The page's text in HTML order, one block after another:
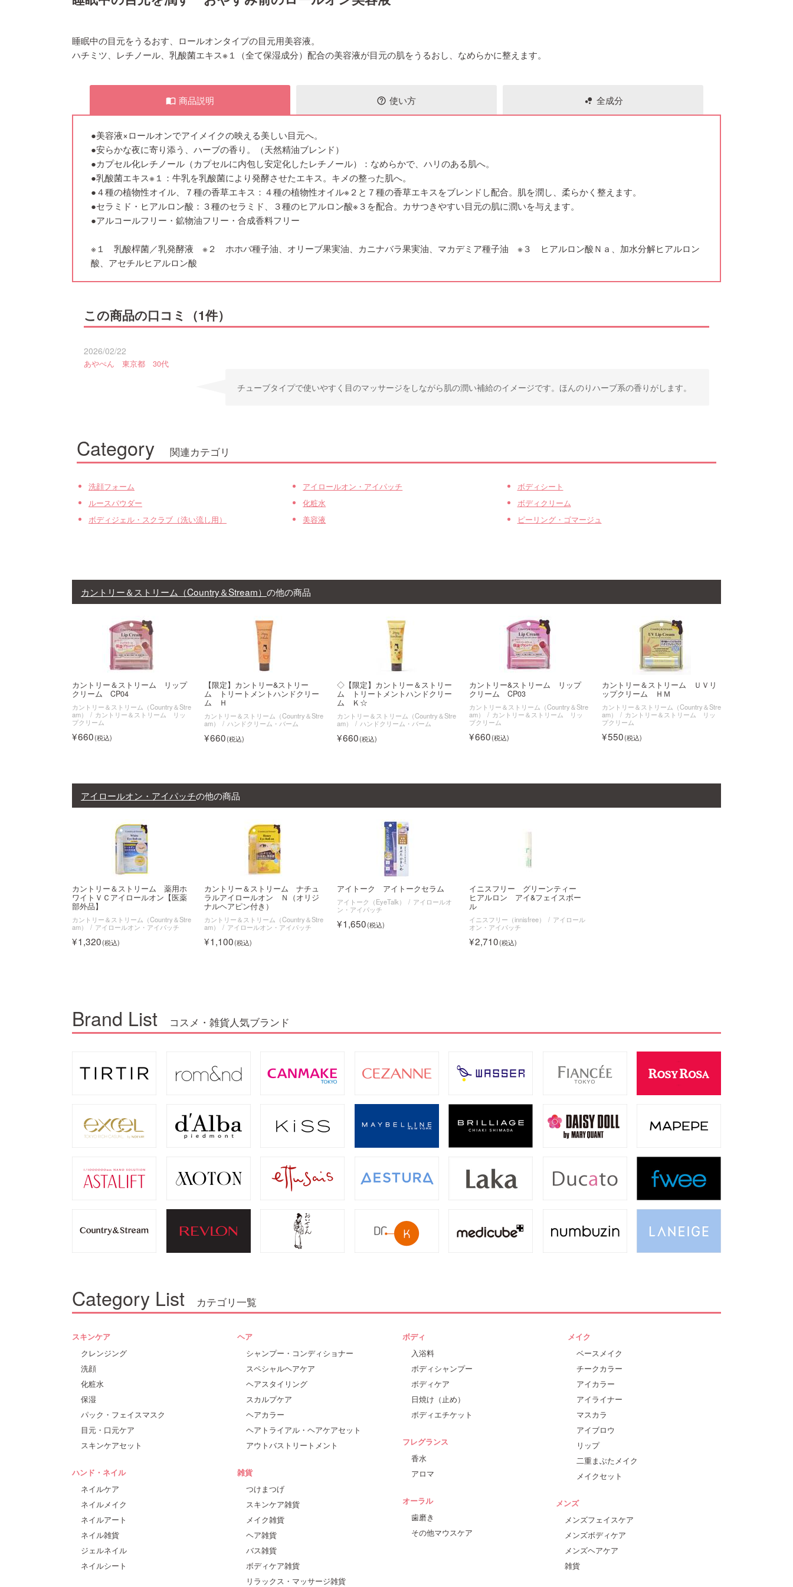
睡眠中の目元をうるおす、ロールオンタイプの目元用美容液。
ハチミツ、レチノール、乳酸菌エキス※１（全て保湿成分）配合の美容液が目元の肌をうるおし、なめらかに整えます。
import_contacts 商品説明 help_outline 使い方 bubble_chart 全成分
●美容液×ロールオンでアイメイクの映える美しい目元へ。
●安らかな夜に寄り添う、ハーブの香り。（天然精油ブレンド）
●カプセル化レチノール（カプセルに内包し安定化したレチノール）：なめらかで、ハリのある肌へ。
●乳酸菌エキス※１：牛乳を乳酸菌により発酵させたエキス。キメの整った肌へ。
●４種の植物性オイル、７種の香草エキス：４種の植物性オイル※２と７種の香草エキスをブレンドし配合。肌を潤し、柔らかく整えます。
●セラミド・ヒアルロン酸：３種のセラミド、３種のヒアルロン酸※３を配合。カサつきやすい目元の肌に潤いを与えます。
●アルコールフリー・鉱物油フリー・合成香料フリー
※１ 乳酸桿菌／乳発酵液 ※２ ホホバ種子油、オリーブ果実油、カニナバラ果実油、マカデミア種子油 ※３ ヒアルロン酸Ｎａ、加水分解ヒアルロン
酸、アセチルヒアルロン酸
この商品の口コミ（1件）
2026/02/22
あやぺん 東京都 30代
チューブタイプで使いやすく目のマッサージをしながら肌の潤い補給のイメージです。ほんのりハーブ系の香りがします。
Category 関連カテゴリ
洗顔フォーム アイロールオン・アイパッチ
ボディシート
ルースパウダー
化粧水
ボディクリーム
ボディジェル・スクラブ（洗い流し用）
美容液 ピーリング・ゴマージュ
カントリー＆ストリーム（Country＆Stream） の他の商品
カントリー＆ストリーム リップ
クリーム CP04
カントリー＆ストリーム（Country＆Stre
am）
カントリー＆ストリーム リッ
プクリーム
660
【限定】カントリー&ストリー
ム トリートメントハンドクリー
ム Ｈ
カントリー＆ストリーム（Country＆Stre
am）
ハンドクリーム・バーム
660
◇【限定】カントリー＆ストリー
ム トリートメントハンドクリー
ム Ｋ☆
カントリー＆ストリーム（Country＆Stre
am）
ハンドクリーム・バーム
660
カントリー&ストリーム リップ
クリーム CP03
カントリー＆ストリーム（Country＆Stre
am）
カントリー＆ストリーム リッ
プクリーム
660
カントリー＆ストリーム ＵＶリ
ップクリーム ＨＭ
カントリー＆ストリーム（Country＆Stre
am）
カントリー＆ストリーム リッ
プクリーム
550
アイロールオン・アイパッチの他の商品
カントリー＆ストリーム 薬用ホ
ワイトＶＣアイロールオン【医薬
部外品】
カントリー＆ストリーム（Country＆Stre
am）
アイロールオン・アイパッチ
1,320
カントリー＆ストリーム ナチュ
ラルアイロールオン Ｎ（オリジ
ナルヘアピン付き）
カントリー＆ストリーム（Country＆Stre
am）
アイロールオン・アイパッチ
1,100
アイトーク アイトークセラム
アイトーク（EyeTalk）
アイロールオ
ン・アイパッチ
1,650
イニスフリー グリーンティー
ヒアルロン アイ&フェイスボー
ル
イニスフリー（innisfree）
アイロール
オン・アイパッチ
2,710
Brand List コスメ・雑貨人気ブランド
Category List カテゴリ一覧
スキンケア
クレンジング
洗顔
化粧水
保湿
パック・フェイスマスク
目元・口元ケア
スキンケアセット
ヘア
シャンプー・コンディショナー
スペシャルヘアケア
ヘアスタイリング
スカルプケア
ヘアカラー
ヘアトライアル・ヘアケアセット
アウトバストリートメント
ボディ
入浴料
ボディシャンプー
ボディケア
日焼け（止め）
ボディエチケット
メイク
ベースメイク
チークカラー
アイカラー
アイライナー
マスカラ
アイブロウ
リップ
二重まぶたメイク
メイクセット
フレグランス
香水
アロマ
ハンド・ネイル
ネイルケア
ネイルメイク
ネイルアート
ネイル雑貨
ジェルネイル
ネイルシート
雑貨
つけまつげ
スキンケア雑貨
メイク雑貨
ヘア雑貨
バス雑貨
ボディケア雑貨
リラックス・マッサージ雑貨
オーラル
歯磨き
その他マウスケア
メンズ
メンズフェイスケア
メンズボディケア
メンズヘアケア
雑貨